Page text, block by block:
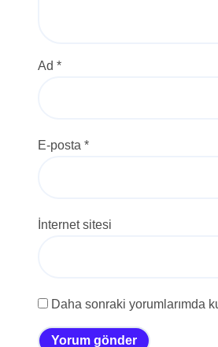
Ad *
E-posta *
İnternet sitesi
Daha sonraki yorumlarımda